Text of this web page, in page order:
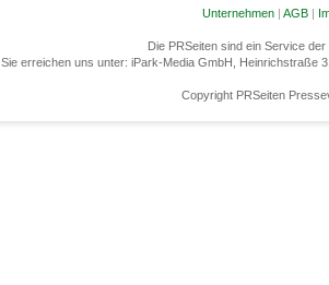
Unternehmen | AGB |
Die PRSeiten sind ein Service
Sie erreichen uns unter: iPark-Media GmbH, Heinrichstraße
Copyright PRSeiten